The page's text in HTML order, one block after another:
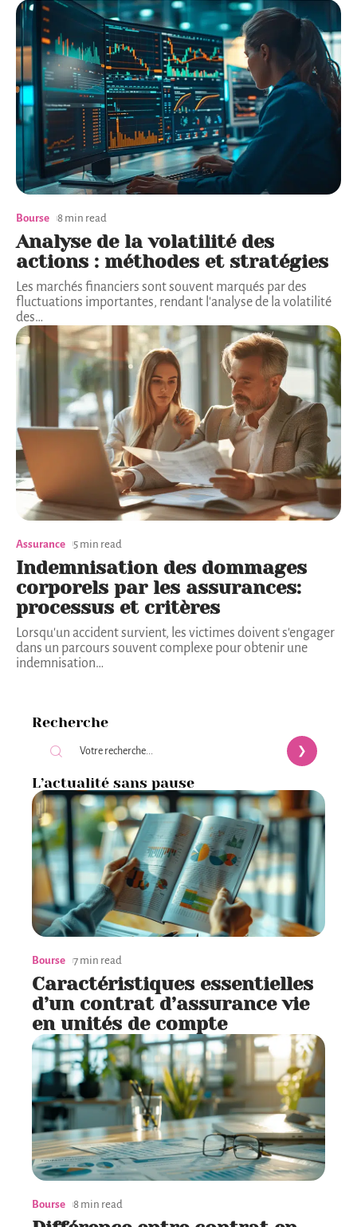
Bourse 8 min read
Analyse de la volatilité des
actions : méthodes et stratégies
Les marchés financiers sont souvent marqués par des
fluctuations importantes, rendant l'analyse de la volatilité
des…
Assurance 5 min read
Indemnisation des dommages
corporels par les assurances:
processus et critères
Lorsqu'un accident survient, les victimes doivent s'engager
dans un parcours souvent complexe pour obtenir une
indemnisation…
Recherche
L’actualité sans pause
Bourse 7 min read
Caractéristiques essentielles
d’un contrat d’assurance vie
en unités de compte
Bourse 8 min read